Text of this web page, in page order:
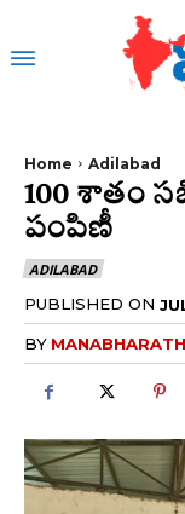
Home Adilabad
100 శాతం
పంపిణీ
ADILABAD
PUBLISHED ON
BY MANABHARATH